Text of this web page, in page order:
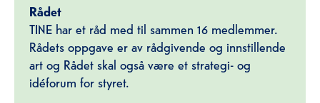
Rådet
TINE har et råd med til sammen 16 medlemmer.
Rådets oppgave er av rådgivende og innstillende
art og Rådet skal også være et strategi- og
idéforum for styret.